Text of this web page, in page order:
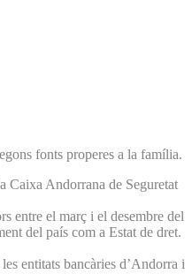
fonts properes a la família.
Caixa Andorrana de Seguretat
entre el març i el desembre del
del país com a Estat de dret.
entitats bancàries d’Andorra i